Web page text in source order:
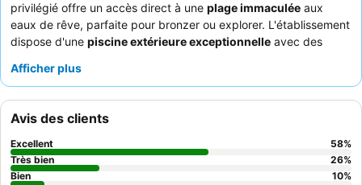
privilégié offre un accès direct à une plage immaculée aux
eaux de rêve, parfaite pour bronzer ou explorer. L'établissement
dispose d'une piscine extérieure exceptionnelle avec des
courts de tennis bien entretenus et un spa tranquille. Les clients
professionnel
buffet varié et de grande qualité
internationales et locales. Pour une expérience vraiment
relaxante, optez pour une chambre avec
pour
une ambiance plus calme.
Afficher plus
Avis des clients
Excellent 58%
Très bien
26%
Bien
10%